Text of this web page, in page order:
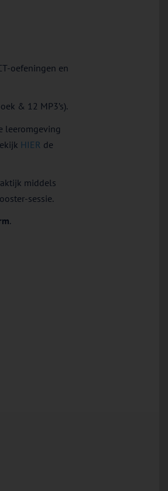
oefeningen en
& 12 MP3’s).
leeromgeving
HIER de
middels
sessie.
.